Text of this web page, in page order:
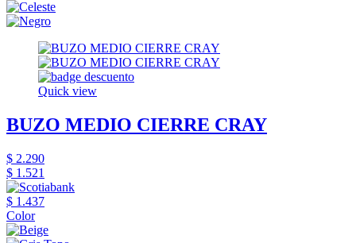
Quick view
BUZO MEDIO CIERRE CRAY
$ 2.290
$ 1.521
$ 1.437
Color